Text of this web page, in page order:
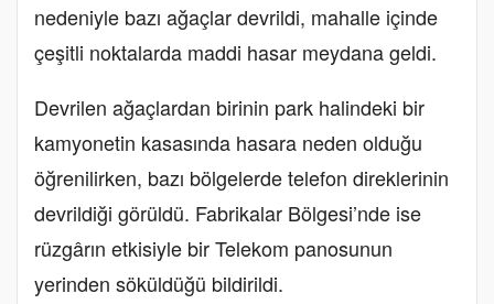
nedeniyle bazı ağaçlar devrildi, mahalle içinde
çeşitli noktalarda maddi hasar meydana geldi.
Devrilen ağaçlardan birinin park halindeki bir
kamyonetin kasasında hasara neden olduğu
öğrenilirken, bazı bölgelerde telefon direklerinin
devrildiği görüldü. Fabrikalar Bölgesi’nde ise
rüzgârın etkisiyle bir Telekom panosunun
yerinden söküldüğü bildirildi.